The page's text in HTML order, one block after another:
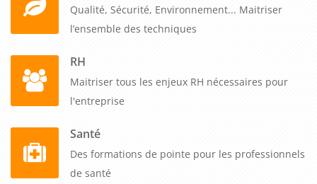
Qualité, Sécurité, Environnement... Maitriser
l’ensemble des techniques
RH
Maitriser tous les enjeux RH nécessaires pour
l'entreprise
Santé
Des formations de pointe pour les professionnels
de santé